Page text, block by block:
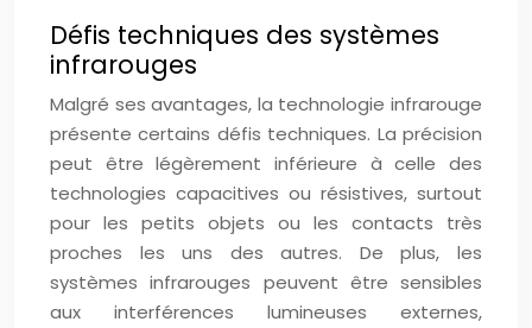
Défis techniques des systèmes
infrarouges
Malgré ses avantages, la technologie infrarouge
présente certains défis techniques. La précision
peut être légèrement inférieure à celle des
technologies capacitives ou résistives, surtout
pour les petits objets ou les contacts très
proches les uns des autres. De plus, les
systèmes infrarouges peuvent être sensibles
aux interférences lumineuses externes,